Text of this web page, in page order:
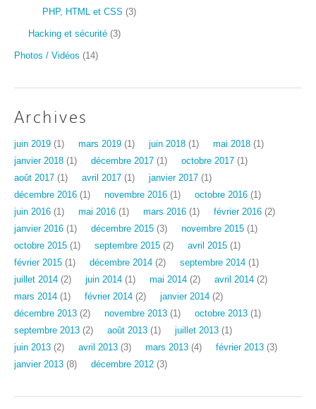
PHP, HTML et CSS (3)
Hacking et sécurité (3)
Photos / Vidéos (14)
Archives
juin 2019 (1) mars 2019 (1) juin 2018 (1) mai 2018 (1)
janvier 2018 (1) décembre 2017 (1) octobre 2017 (1)
août 2017 (1) avril 2017 (1) janvier 2017 (1)
décembre 2016 (1) novembre 2016 (1) octobre 2016 (1)
juin 2016 (1) mai 2016 (1) mars 2016 (1) février 2016 (2)
janvier 2016 (1) décembre 2015 (3) novembre 2015 (1)
octobre 2015 (1) septembre 2015 (2) avril 2015 (1)
février 2015 (1) décembre 2014 (2) septembre 2014 (1)
juillet 2014 (2) juin 2014 (1) mai 2014 (2) avril 2014 (2)
mars 2014 (1) février 2014 (2) janvier 2014 (2)
décembre 2013 (2) novembre 2013 (1) octobre 2013 (1)
septembre 2013 (2) août 2013 (1) juillet 2013 (1)
juin 2013 (2) avril 2013 (3) mars 2013 (4) février 2013 (3)
janvier 2013 (8) décembre 2012 (3)